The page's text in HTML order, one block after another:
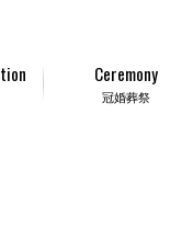
冠婚葬祭
Ceremony